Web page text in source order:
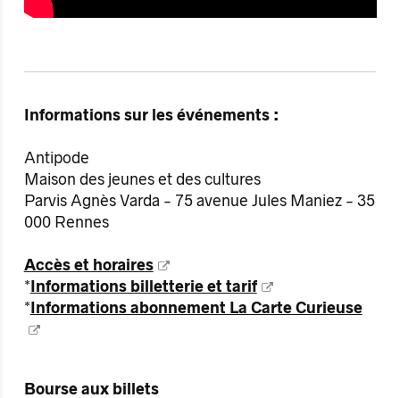
Informations sur les événements :
Antipode
Maison des jeunes et des cultures
Parvis Agnès Varda - 75 avenue Jules Maniez - 35
000 Rennes
Accès et horaires
*Informations billetterie et tarif
*Informations abonnement La Carte Curieuse
Bourse aux billets